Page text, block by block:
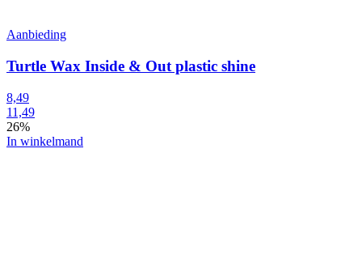
Aanbieding
Turtle Wax Inside & Out plastic shine
8,49
11,49
26%
In winkelmand